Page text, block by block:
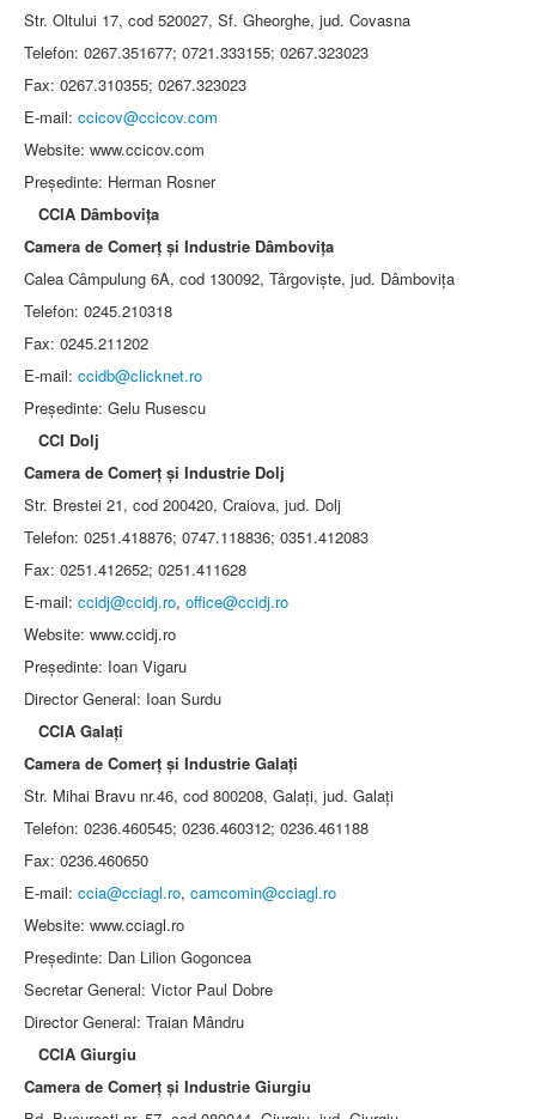
Str. Oltului 17, cod 520027, Sf. Gheorghe, jud. Covasna
Telefon: 0267.351677; 0721.333155; 0267.323023
Fax: 0267.310355; 0267.323023
E-mail: ccicov@ccicov.com
Website: www.ccicov.com
Preşedinte: Herman Rosner
CCIA Dâmboviţa
Camera de Comerţ şi Industrie Dâmboviţa
Calea Câmpulung 6A, cod 130092, Târgovişte, jud. Dâmboviţa
Telefon: 0245.210318
Fax: 0245.211202
E-mail: ccidb@clicknet.ro
Preşedinte: Gelu Rusescu
CCI Dolj
Camera de Comerţ şi Industrie Dolj
Str. Brestei 21, cod 200420, Craiova, jud. Dolj
Telefon: 0251.418876; 0747.118836; 0351.412083
Fax: 0251.412652; 0251.411628
E-mail: ccidj@ccidj.ro, office@ccidj.ro
Website: www.ccidj.ro
Preşedinte: Ioan Vigaru
Director General: Ioan Surdu
CCIA Galaţi
Camera de Comerţ şi Industrie Galaţi
Str. Mihai Bravu nr.46, cod 800208, Galaţi, jud. Galaţi
Telefon: 0236.460545; 0236.460312; 0236.461188
Fax: 0236.460650
E-mail: ccia@cciagl.ro, camcomin@cciagl.ro
Website: www.cciagl.ro
Preşedinte: Dan Lilion Gogoncea
Secretar General: Victor Paul Dobre
Director General: Traian Mândru
CCIA Giurgiu
Camera de Comerţ şi Industrie Giurgiu